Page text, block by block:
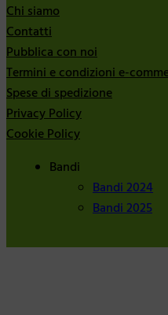
Chi siamo
Contatti
Pubblica con noi
Termini e condizioni e-
Spese di spedizione
Privacy Policy
Cookie Policy
Bandi
Bandi 2024
Bandi 2025